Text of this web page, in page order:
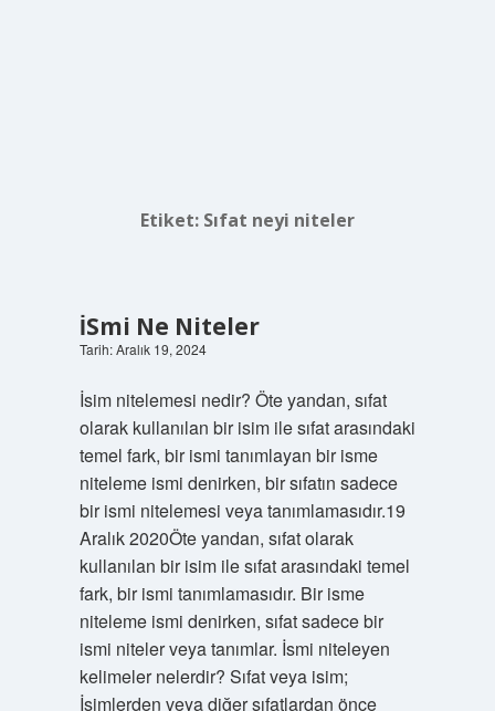
Etiket: Sıfat neyi niteler
İSmi Ne Niteler
Tarih: Aralık 19, 2024
İsim nitelemesi nedir? Öte yandan, sıfat
olarak kullanılan bir isim ile sıfat arasındaki
temel fark, bir ismi tanımlayan bir isme
niteleme ismi denirken, bir sıfatın sadece
bir ismi nitelemesi veya tanımlamasıdır.19
Aralık 2020Öte yandan, sıfat olarak
kullanılan bir isim ile sıfat arasındaki temel
fark, bir ismi tanımlamasıdır. Bir isme
niteleme ismi denirken, sıfat sadece bir
ismi niteler veya tanımlar. İsmi niteleyen
kelimeler nelerdir? Sıfat veya isim;
İsimlerden veya diğer sıfatlardan önce